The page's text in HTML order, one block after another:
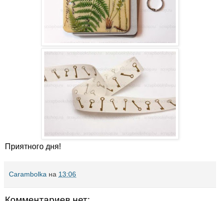
Приятного дня!
Carambolka на 13:06